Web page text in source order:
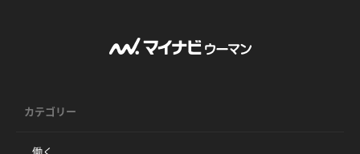
カテゴリー